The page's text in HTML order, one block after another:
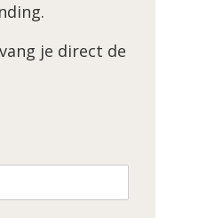
je direct de